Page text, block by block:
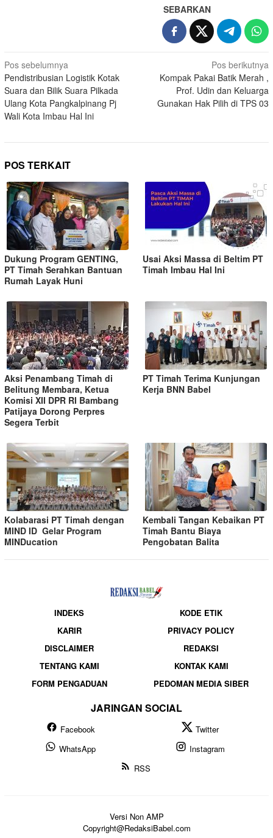
SEBARKAN
Pos sebelumnya
Pendistribusian Logistik Kotak
Suara dan Bilik Suara Pilkada
Ulang Kota Pangkalpinang Pj
Wali Kota Imbau Hal Ini
Pos berikutnya
Kompak Pakai Batik Merah ,
Prof. Udin dan Keluarga
Gunakan Hak Pilih di TPS 03
POS TERKAIT
Dukung Program GENTING,
PT Timah Serahkan Bantuan
Rumah Layak Huni
Usai Aksi Massa di Beltim PT
Timah Imbau Hal Ini
Aksi Penambang Timah di
Belitung Membara, Ketua
Komisi XII DPR RI Bambang
Patijaya Dorong Perpres
Segera Terbit
PT Timah Terima Kunjungan
Kerja BNN Babel
Kolabarasi PT Timah dengan
MIND ID Gelar Program
MINDucation
Kembali Tangan Kebaikan PT
Timah Bantu Biaya
Pengobatan Balita
INDEKS
KODE ETIK
KARIR
PRIVACY POLICY
DISCLAIMER
REDAKSI
TENTANG KAMI
KONTAK KAMI
FORM PENGADUAN
PEDOMAN MEDIA SIBER
JARINGAN SOCIAL
Facebook
Twitter
WhatsApp
Instagram
RSS
Versi Non AMP
Copyright@RedaksiBabel.com